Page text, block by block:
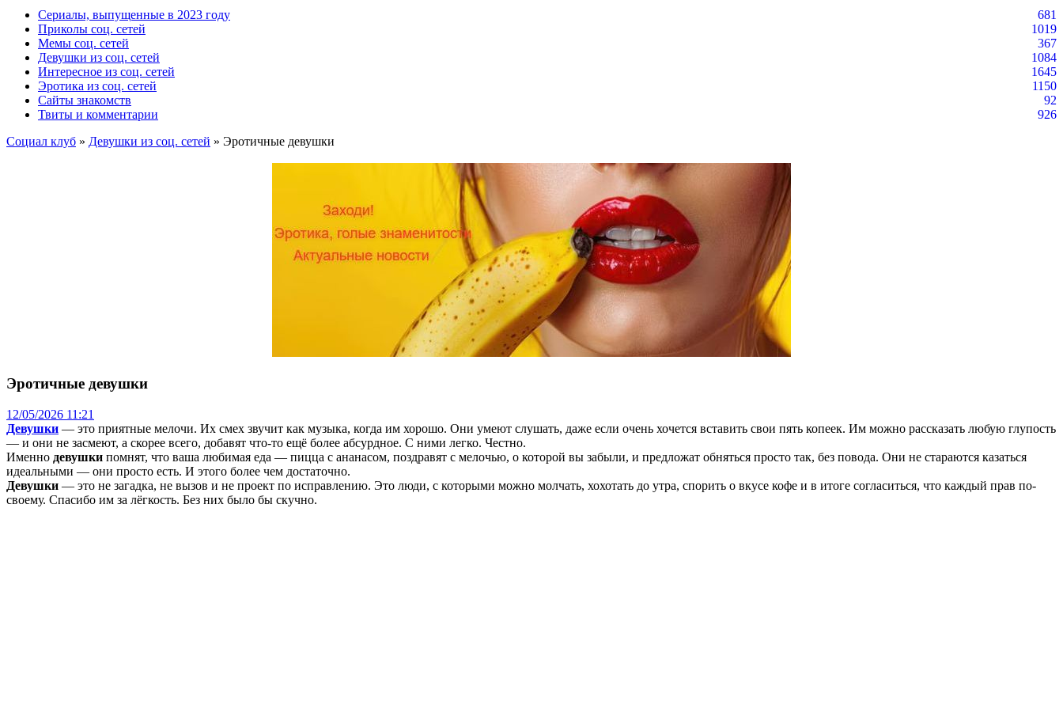
Сериалы, выпущенные в 2023 году
681
Приколы соц. сетей
1019
Мемы соц. сетей
367
Девушки из соц. сетей
1084
Интересное из соц. сетей
1645
Эротика из соц. сетей
1150
Сайты знакомств
92
Твиты и комментарии
926
Социал клуб » Девушки из соц. сетей » Эротичные девушки
Эротичные девушки
12/05/2026 11:21
Девушки — это приятные мелочи. Их смех звучит как музыка, когда им хорошо. Они умеют слушать, даже если очень хочется вставить свои пять копеек. Им можно рассказать любую глупость
— и они не засмеют, а скорее всего, добавят что-то ещё более абсурдное. С ними легко. Честно.
Именно девушки помнят, что ваша любимая еда — пицца с ананасом, поздравят с мелочью, о которой вы забыли, и предложат обняться просто так, без повода. Они не стараются казаться
идеальными — они просто есть. И этого более чем достаточно.
Девушки — это не загадка, не вызов и не проект по исправлению. Это люди, с которыми можно молчать, хохотать до утра, спорить о вкусе кофе и в итоге согласиться, что каждый прав по-
своему. Спасибо им за лёгкость. Без них было бы скучно.